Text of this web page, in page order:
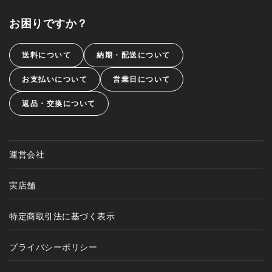
お困りですか？
送料について 納期・配送について
お支払いについて 営業日について
返品・交換について
運営会社
実店舗
特定商取引法に基づく表示
プライバシーポリシー